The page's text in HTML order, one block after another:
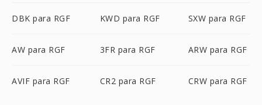
DBK para RGF KWD para RGF SXW para RGF
AW para RGF 3FR para RGF ARW para RGF
AVIF para RGF CR2 para RGF CRW para RGF